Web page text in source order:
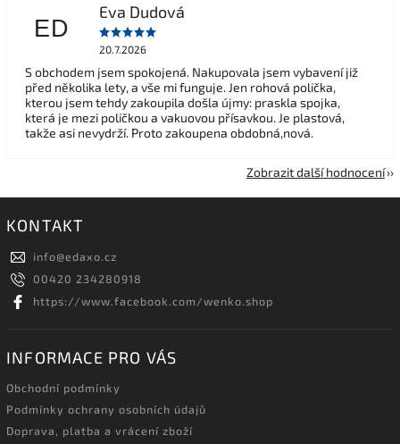
ED
Eva Dudová
20.7.2026
S obchodem jsem spokojená. Nakupovala jsem vybavení již
před několika lety, a vše mi funguje. Jen rohová polička,
kterou jsem tehdy zakoupila došla újmy: praskla spojka,
která je mezi poličkou a vakuovou přísavkou. Je plastová,
takže asi nevydrží. Proto zakoupena obdobná,nová.
Zobrazit další hodnocení
KONTAKT
info@edaxo.cz
00420 234280918
https://www.facebook.com/wenko.shop
INFORMACE PRO VÁS
Obchodní podmínky
Podmínky ochrany osobních údajů
Doprava, platba a vrácení zboží